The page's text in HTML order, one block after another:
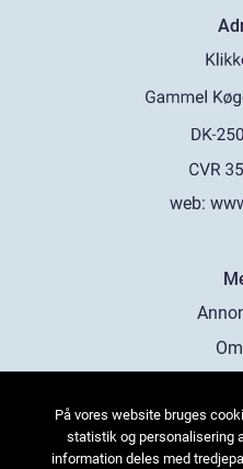
web:
På vores website bruges
statistik og personalisering
information deles med